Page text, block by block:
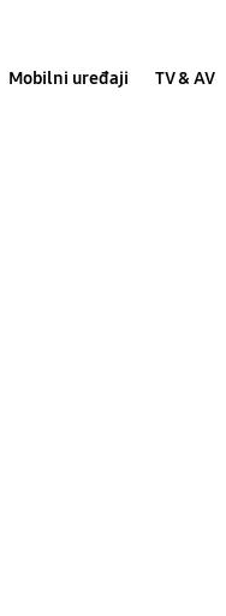
Mobilni uređaji TV & AV